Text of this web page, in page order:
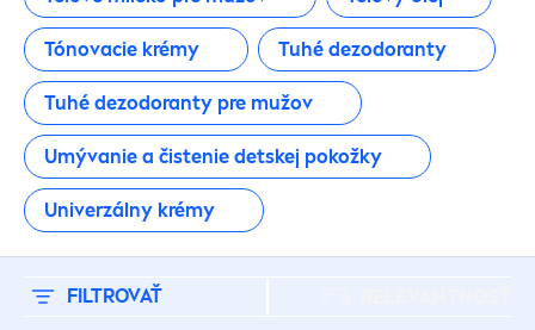
Tónovacie krémy Tuhé dezodoranty
Tuhé dezodoranty pre mužov
Umývanie a čistenie detskej pokožky
Univerzálny krémy
FILTROVAŤ
Cestovné balenia
Cestovné balenia
Cestovné balenia
Cestovné balenia